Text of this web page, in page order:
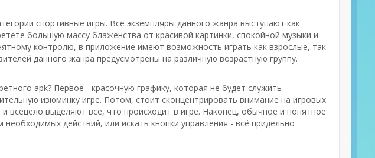
спортивные игры. Все экземпляры данного жанра выступают как
большую массу блаженства от красивой картинки, спокойной музыки и
контролю, в приложение имеют возможность играть как взрослые, так
данного жанра предусмотрены на различную возрастную группу.
apk? Первое - красочную графику, которая не будет служить
изюминку игре. Потом, стоит сконцентрировать внимание на игровых
всецело выделяют всё, что происходит в игре. Наконец, обычное и понятное
действий, или искать кнопки управления - всё придельно